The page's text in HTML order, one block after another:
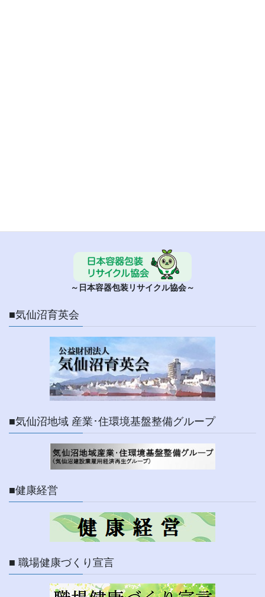
～日本容器包装リサイクル協会～
■気仙沼育英会
■気仙沼地域 産業･住環境基盤整備グループ
■健康経営
■ 職場健康づくり宣言